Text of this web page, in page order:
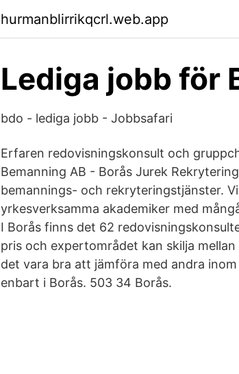
hurmanblirrikqcrl.web.app
Lediga jobb för
bdo - lediga jobb - Jobbsafari
Erfaren redovisningskonsult och
Bemanning AB - Borås Jurek
bemannings- och rekryteringstjänster.
yrkesverksamma akademiker med
I Borås finns det 62
pris och expertområdet kan skilja
det vara bra att jämföra med andra
enbart i Borås. 503 34 Borås.